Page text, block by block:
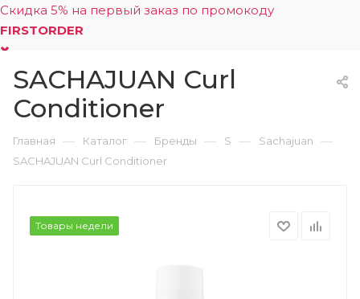
Скидка 5% на первый заказ по промокоду
FIRSTORDER
0
SACHAJUAN Curl
Conditioner
Главная — Каталог — Бренды — S — Sachajuan —
SACHAJUAN Curl Conditioner
Товары недели